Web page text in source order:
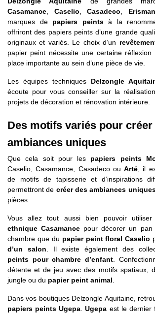
Casamance
Caselio ,Casadeco
marques de papiers peintsà la
offriront des papiers peints d’une grande
originaux et variés. Le choix d’un
papier peint nécessite une certaine
place importante au sein d’une pièce de vie.
Les équipes techniques Delzongle
écoute pour vous conseiller sur la
projets de décoration et rénovation intérieure.
Des motifs variés pour créer
ambiances uniques
Que cela soit pour les papiers peints
Caselio, Casamance, Casadeco ou Arté , il
de motifs de tapisserie et d’inspirations
permettront de créer des ambiances
pièces.
Vous allez tout aussi bien pouvoir
ethnique Casamance pour décorer un
chambre que du papier peint floral Caselio
d’un salon . Il existe également des
peints pour chambre d’enfant .
détente et de jeu avec des motifs spatiaux,
jungle ou du papier peint animal
Dans vos boutiques Delzongle Aquitaine,
papiers peints Ugepa .Ugepa est le dernier